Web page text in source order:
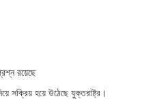
রয়েছে
সক্রিয় হয়ে উঠেছে যুক্তরাষ্ট্র।